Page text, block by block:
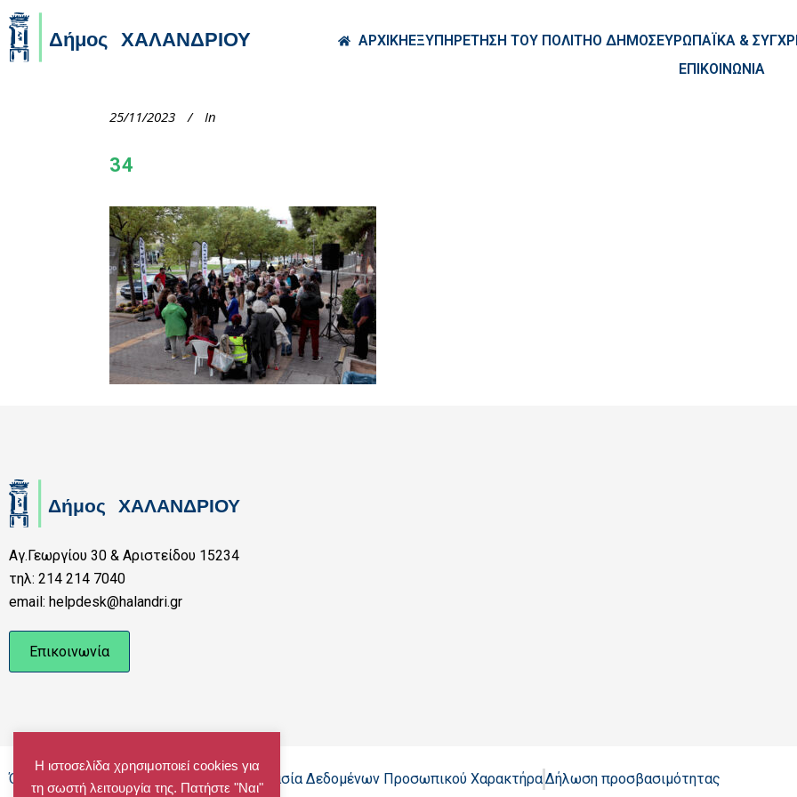
ΑΡΧΙΚΗΕΞΥΠΗΡΕΤΗΣΗ ΤΟΥ ΠΟΛΙΤΗΟ ΔΗΜΟΣΕΥΡΩΠΑΪΚΑ &
ΕΠΙΚΟΙΝΩΝΙΑ
25/11/2023 In
34
Αγ.Γεωργίου 30 & Αριστείδου 15234
τηλ: 214 214 7040
email: helpdesk@halandri.gr
Επικοινωνία
Όροι Χρήσης - Πολιτική Cookies - Προστασία Δεδομένων Προσωπικού ΧαρακτήραΔήλωση προσβασιμότητας
Η ιστοσελίδα χρησιμοποιεί cookies για
τη σωστή λειτουργία της. Πατήστε "Ναι"